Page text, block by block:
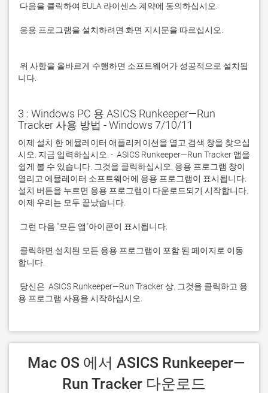
니다.
3 : Windows PC 용 ASICS Runkeeper—Run
Tracker 사용 방법 - Windows 7/10/11
이제 설치 한 에뮬레이터 애플리케이션을 열고 검색 창을 찾으십
시오. 지금 입력하십시오. -  ASICS Runkeeper—Run Tracker 앱을
쉽게 볼 수 있습니다. 그것을 클릭하십시오. 응용 프로그램 창이
열리고 에뮬레이터 소프트웨어에 응용 프로그램이 표시됩니다.
설치 버튼을 누르면 응용 프로그램이 다운로드되기 시작합니다.
용 프로그램 사용을 시작하십시오.
Run Tracker 다운로드